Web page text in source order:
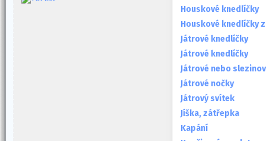
Houskové knedlíčky
Houskové knedlíčky
Játrové knedlíčky
Játrové knedlíčky
Játrové nebo
Játrové nočky
Játrový svítek
Jíška, zátřepka
Kapání